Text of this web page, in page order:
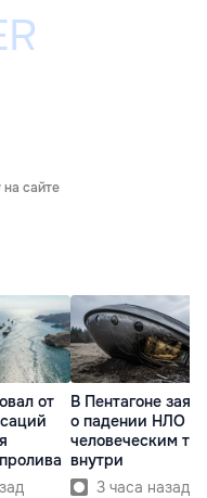
на сайте
от
В Пентагоне
о падении НЛО с
человеческим
внутри
3 часа назад